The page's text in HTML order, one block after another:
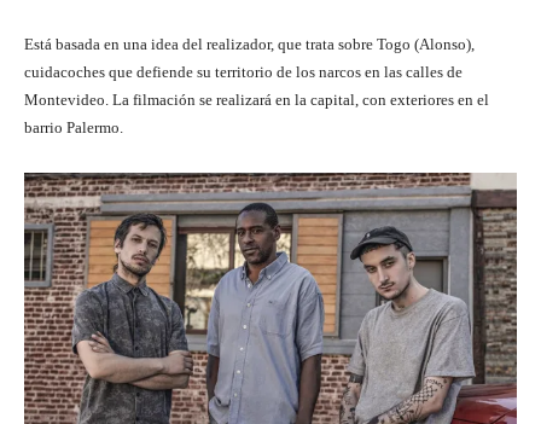
Está basada en una idea del realizador, que trata sobre Togo (Alonso),
cuidacoches que defiende su territorio de los narcos en las calles de
Montevideo. La filmación se realizará en la capital, con exteriores en el
barrio Palermo.